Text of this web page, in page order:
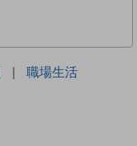
| 職場生活